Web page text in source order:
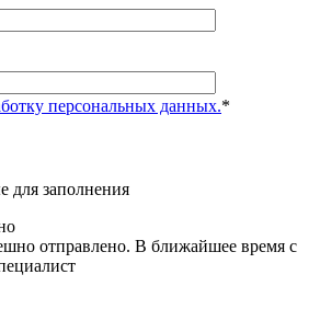
персональных данных.*
для заполнения
отправлено. В ближайшее время с